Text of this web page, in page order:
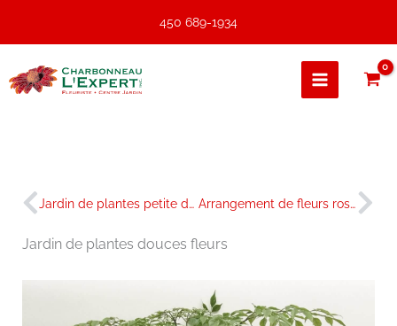
contenu
450 689-1934
Précédent Jardin de plantes petite douceur Arrangement de fleurs rose doux
Jardin de plantes douces fleurs